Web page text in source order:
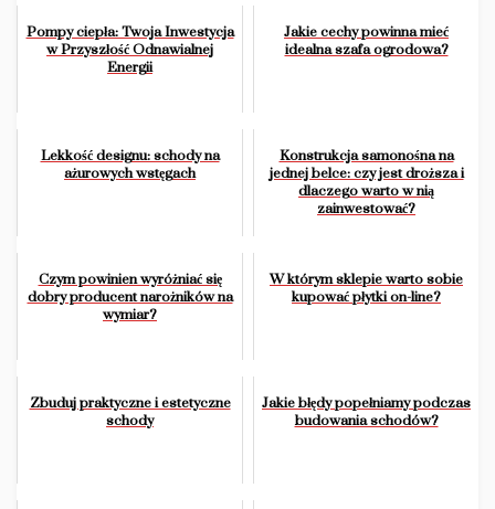
Pompy ciepła: Twoja Inwestycja
w Przyszłość Odnawialnej
Energii
Jakie cechy powinna mieć
idealna szafa ogrodowa?
Lekkość designu: schody na
ażurowych wstęgach
Konstrukcja samonośna na
jednej belce: czy jest droższa i
dlaczego warto w nią
zainwestować?
Czym powinien wyróżniać się
dobry producent narożników na
wymiar?
W którym sklepie warto sobie
kupować płytki on-line?
Zbuduj praktyczne i estetyczne
schody
Jakie błędy popełniamy podczas
budowania schodów?